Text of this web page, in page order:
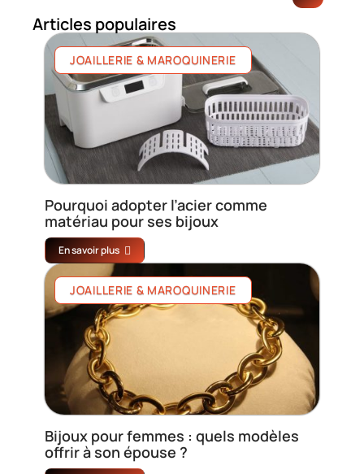
Articles populaires
JOAILLERIE & MAROQUINERIE
Pourquoi adopter l’acier comme
matériau pour ses bijoux
En savoir plus
JOAILLERIE & MAROQUINERIE
Bijoux pour femmes : quels modèles
offrir à son épouse ?